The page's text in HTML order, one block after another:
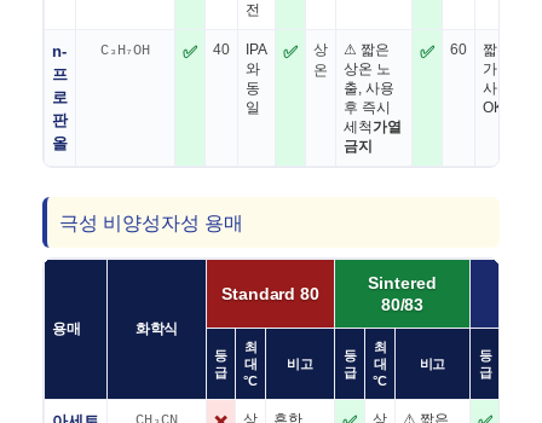
전
n-
프
로
판
올
C₃H₇OH ✅ 40
IPA
와
동
일
✅
상
온
⚠ 짧은
상온 노
출, 사용
후 즉시
세척가열
금지
✅ 60
짧은
가열
사용
OK
극성 비양성자성 용매
용매 화학식
Standard 80
Sintered
80/83
등
급
최
대
°C
비고
등
급
최
대
°C
비고
등
급
상 흔한 상 ⚠ 짧은